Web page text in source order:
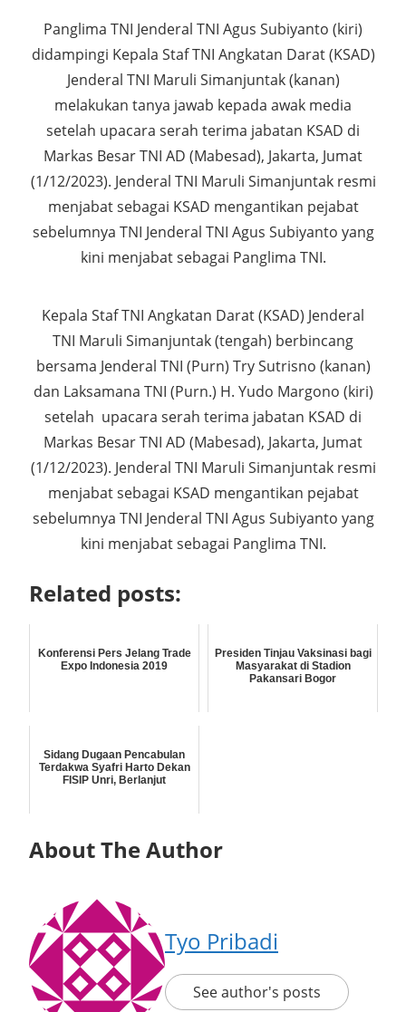
Panglima TNI Jenderal TNI Agus Subiyanto (kiri)
didampingi Kepala Staf TNI Angkatan Darat (KSAD)
Jenderal TNI Maruli Simanjuntak (kanan)
melakukan tanya jawab kepada awak media
setelah upacara serah terima jabatan KSAD di
Markas Besar TNI AD (Mabesad), Jakarta, Jumat
(1/12/2023). Jenderal TNI Maruli Simanjuntak resmi
menjabat sebagai KSAD mengantikan pejabat
sebelumnya TNI Jenderal TNI Agus Subiyanto yang
kini menjabat sebagai Panglima TNI.
Kepala Staf TNI Angkatan Darat (KSAD) Jenderal
TNI Maruli Simanjuntak (tengah) berbincang
bersama Jenderal TNI (Purn) Try Sutrisno (kanan)
dan Laksamana TNI (Purn.) H. Yudo Margono (kiri)
setelah upacara serah terima jabatan KSAD di
Markas Besar TNI AD (Mabesad), Jakarta, Jumat
(1/12/2023). Jenderal TNI Maruli Simanjuntak resmi
menjabat sebagai KSAD mengantikan pejabat
sebelumnya TNI Jenderal TNI Agus Subiyanto yang
kini menjabat sebagai Panglima TNI.
Related posts:
Konferensi Pers Jelang Trade
Expo Indonesia 2019
Presiden Tinjau Vaksinasi bagi
Masyarakat di Stadion
Pakansari Bogor
Sidang Dugaan Pencabulan
Terdakwa Syafri Harto Dekan
FISIP Unri, Berlanjut
About The Author
Tyo Pribadi
See author's posts